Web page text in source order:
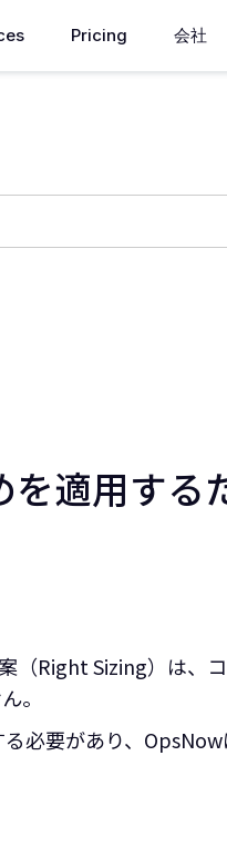
Pricing 会社
適用する
（Right Sizing）は、
。
必要があり、